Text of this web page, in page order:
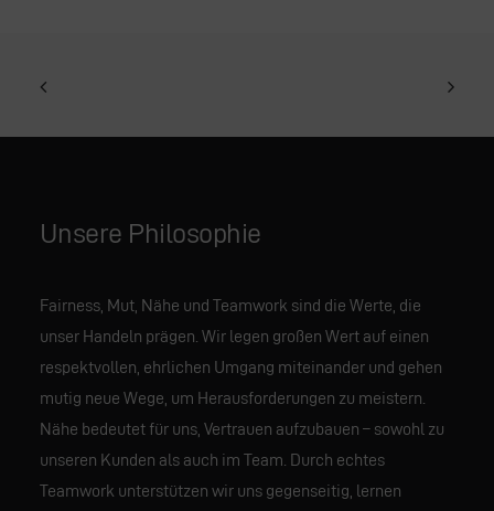
Unsere Philosophie
Fairness, Mut, Nähe und Teamwork sind die Werte, die
unser Handeln prägen. Wir legen großen Wert auf einen
respektvollen, ehrlichen Umgang miteinander und gehen
mutig neue Wege, um Herausforderungen zu meistern.
Nähe bedeutet für uns, Vertrauen aufzubauen – sowohl zu
unseren Kunden als auch im Team. Durch echtes
Teamwork unterstützen wir uns gegenseitig, lernen